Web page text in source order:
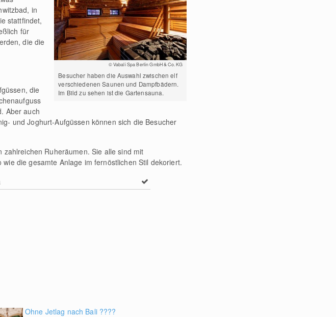
© Vabali Spa Berlin GmbH & Co. KG
Besucher haben die Auswahl zwischen elf
verschiedenen Saunen und Dampfbädern.
Im Bild zu sehen ist die Gartensauna.
in
stattfindet,
für
die die
die
Aber auch
und Joghurt-Aufgüssen können sich die Besucher
Ruheräumen. Sie alle sind mit
die gesamte Anlage im fernöstlichen Stil dekoriert.
Ohne Jetlag nach Bali ????